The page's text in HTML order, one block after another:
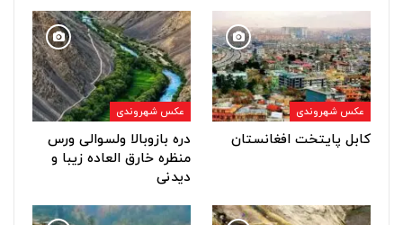
عکس شهروندی
کابل پایتخت افغانستان
عکس شهروندی
دره بازوبالا ولسوالی ورس
منظره خارق العاده زیبا و
دیدنی